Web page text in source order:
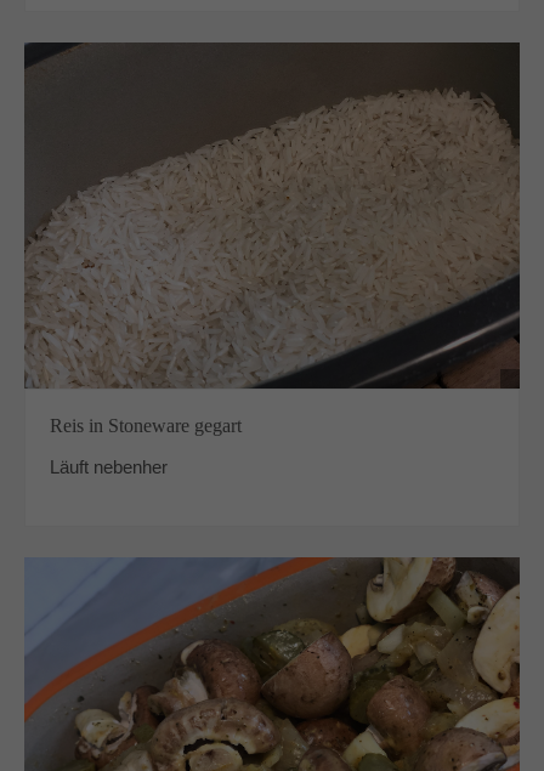
Reis in Stoneware gegart
Läuft nebenher